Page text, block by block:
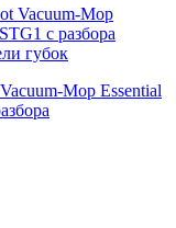
губок
Mop Essential